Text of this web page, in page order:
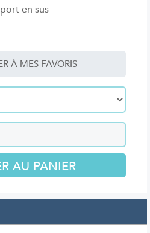
en sus
À MES FAVORIS